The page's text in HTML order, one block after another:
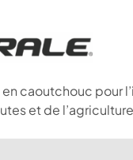
caoutchouc pour
et de